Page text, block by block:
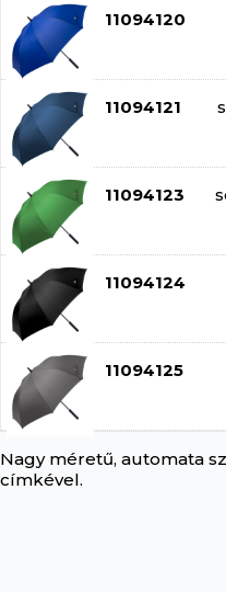
11094120
11094121
11094123
11094124
11094125
Nagy méretű, automata
címkével.